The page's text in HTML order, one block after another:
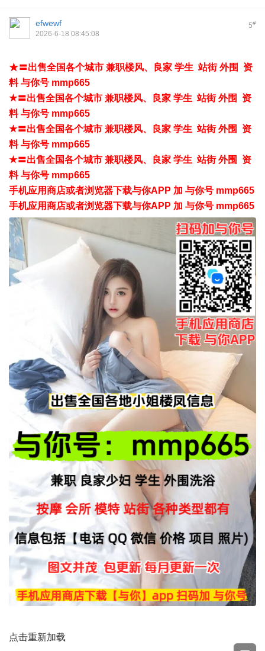
5#
efwewf
2026-6-18 08:45:08
★〓出售全国各个城市 兼职楼风、良家 学生 站街 外围 资
料 与你号 mmp665
★〓出售全国各个城市 兼职楼风、良家 学生 站街 外围 资
料 与你号 mmp665
★〓出售全国各个城市 兼职楼风、良家 学生 站街 外围 资
料 与你号 mmp665
★〓出售全国各个城市 兼职楼风、良家 学生 站街 外围 资
料 与你号 mmp665
手机应用商店或者浏览器下载与你APP 加 与你号 mmp665
手机应用商店或者浏览器下载与你APP 加 与你号 mmp665
点击重新加载